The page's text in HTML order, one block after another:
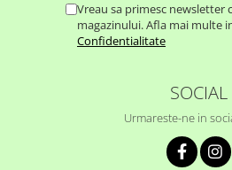
Vreau sa primesc newsletter
magazinului. Afla mai multe
Confidentialitate
SOCIAL
Urmareste-ne in